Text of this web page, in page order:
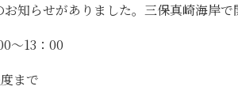
知らせがありました。三保真崎海岸
～13：00
まで